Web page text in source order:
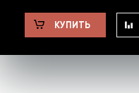
КУПИТЬ